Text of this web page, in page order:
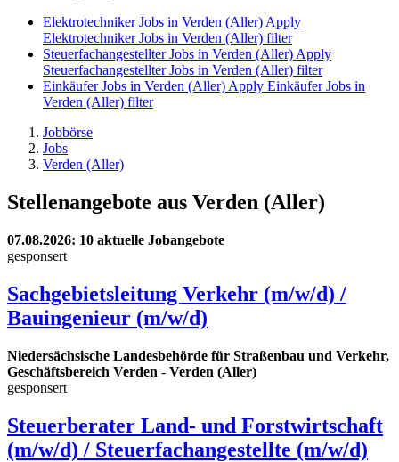
Elektrotechniker Jobs in Verden (Aller) Apply
Elektrotechniker Jobs in Verden (Aller) filter
Steuerfachangestellter Jobs in Verden (Aller) Apply
Steuerfachangestellter Jobs in Verden (Aller) filter
Einkäufer Jobs in Verden (Aller) Apply Einkäufer Jobs in
Verden (Aller) filter
Jobbörse
Jobs
Verden (Aller)
Stellenangebote aus Verden (Aller)
07.08.2026: 10 aktuelle Jobangebote
gesponsert
Sachgebietsleitung Verkehr (m/w/d) /
Bauingenieur (m/w/d)
Niedersächsische Landesbehörde für Straßenbau und Verkehr,
Geschäftsbereich Verden - Verden (Aller)
gesponsert
Steuerberater Land- und Forstwirtschaft
(m/w/d) / Steuerfachangestellte (m/w/d)